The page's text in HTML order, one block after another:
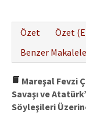
Özet
Özet
Benzer
Mareşal Fevzi
Savaşı ve
Söyleşileri